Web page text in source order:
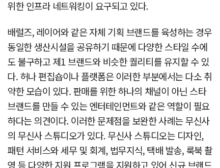
위한 인프라 네트워킹이 요구되고 있다.
배럴즈, 레이어와 같은 자체 기획 브랜드를 육성하는 경우
동일한 생산시설을 공유하기 때문에 다양한 스타일 수에
도 불구하고 제1 브랜드와 비슷한 퀄리티를 유지할 수 있
다. 허나 편집숍이나 플랫폼은 이러한 부분에서는 다소 취
약한 모습이 있다. 판매를 위한 하나의 채널이 아닌 스타
브랜드를 만들 수 있는 엔터테인먼트와 같은 역할이 필요
하다는 의견이다. 이러한 문제점을 보완한 사례는 무신사
의 무신사 스튜디오가 있다. 무신사 스튜디오는 디자인,
패턴 서비스와 세무 및 회계, 법무지식, 택배 발송, 룩북 촬
영 등 다양한 지원 프로그램을 지원하고 있어 신규 브랜드